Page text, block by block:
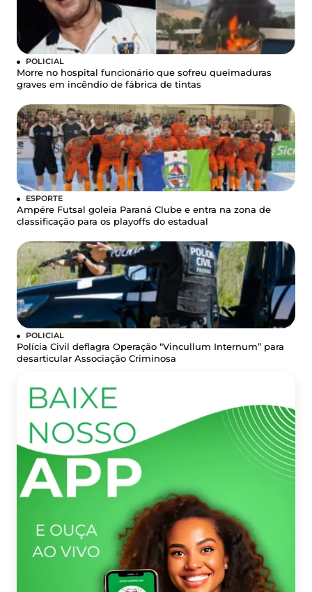
POLICIAL
Morre no hospital funcionário que sofreu queimaduras
graves em incêndio de fábrica de tintas
ESPORTE
Ampére Futsal goleia Paraná Clube e entra na zona de
classificação para os playoffs do estadual
POLICIAL
Polícia Civil deflagra Operação “Vincullum Internum” para
desarticular Associação Criminosa